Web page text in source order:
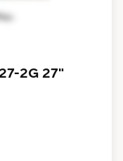
2G 27"